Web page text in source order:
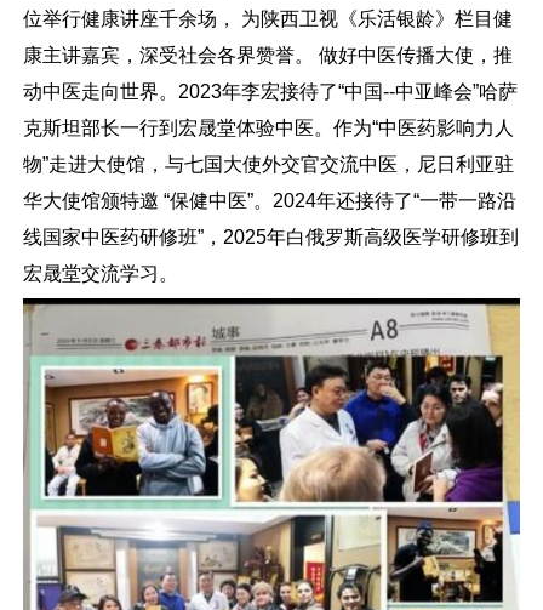
位举行健康讲座千余场， 为陕西卫视《乐活银龄》栏目健
康主讲嘉宾，深受社会各界赞誉。 做好中医传播大使，推
动中医走向世界。2023年李宏接待了“中国--中亚峰会”哈萨
克斯坦部长一行到宏晟堂体验中医。作为“中医药影响力人
物”走进大使馆，与七国大使外交官交流中医，尼日利亚驻
华大使馆颁特邀 “保健中医”。2024年还接待了“一带一路沿
线国家中医药研修班”，2025年白俄罗斯高级医学研修班到
宏晟堂交流学习。